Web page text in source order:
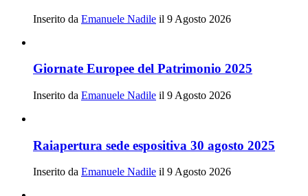
Inserito da Emanuele Nadile il 9 Agosto 2026
Giornate Europee del Patrimonio 2025
Inserito da Emanuele Nadile il 9 Agosto 2026
Raiapertura sede espositiva 30 agosto 2025
Inserito da Emanuele Nadile il 9 Agosto 2026